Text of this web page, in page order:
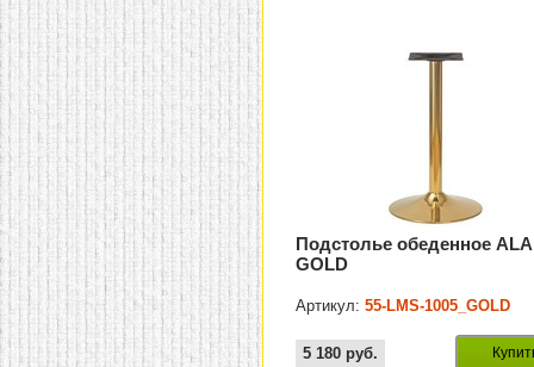
Подстолье обеденное
GOLD
Артикул:55-LMS-1005_GOLD
5 180 руб.